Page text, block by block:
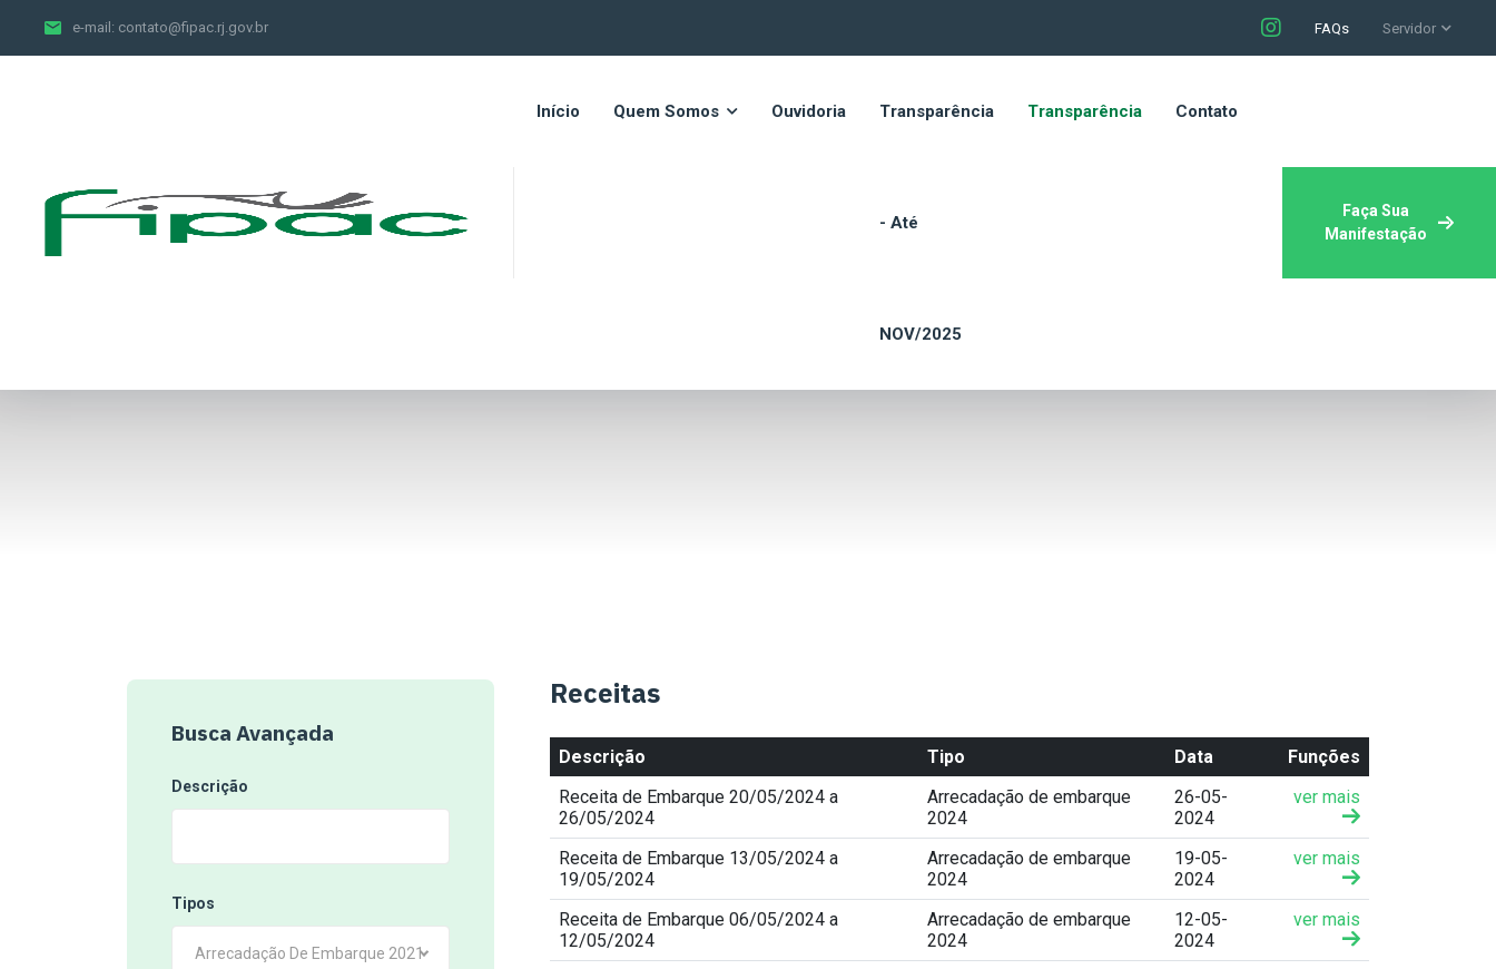
e-mail: contato@fipac.rj.gov.br FAQs Servidor
Início Quem Somos Ouvidoria Transparência
- Até
NOV/2025
Transparência Contato
Faça Sua
Manifestação
Busca Avançada
Descrição
Tipos
Arrecadação De Embarque 2021
Receitas
Descrição Tipo Data
Funções
Receita de Embarque 20/05/2024 a
26/05/2024
Arrecadação de embarque
2024
26-05-
2024
ver mais
Receita de Embarque 13/05/2024 a
19/05/2024
Arrecadação de embarque
2024
19-05-
2024
ver mais
Receita de Embarque 06/05/2024 a
12/05/2024
Arrecadação de embarque
2024
12-05-
2024
ver mais